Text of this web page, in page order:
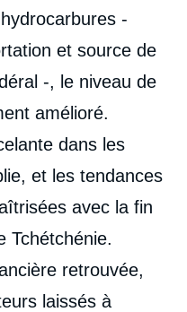
-
et source de
-, le niveau de
amélioré.
dans les
et les tendances
avec la fin
Tchétchénie.
retrouvée,
laissés à